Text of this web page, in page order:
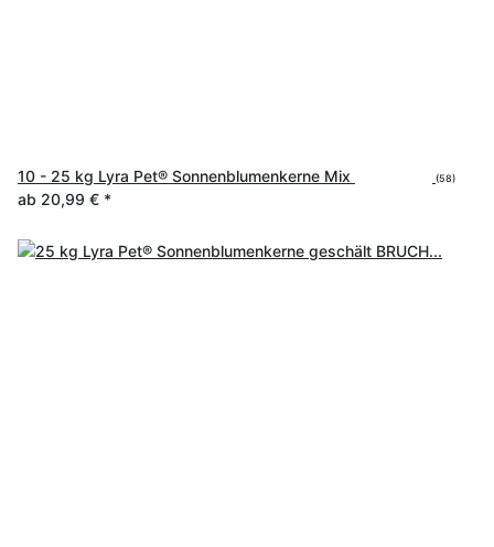
10 - 25 kg Lyra Pet® Sonnenblumenkerne Mix (58)
ab 20,99 € *